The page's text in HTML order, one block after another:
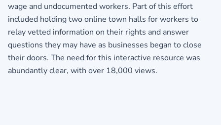
wage and undocumented workers. Part of this effort
included holding two online town halls for workers to
relay vetted information on their rights and answer
questions they may have as businesses began to close
their doors. The need for this interactive resource was
abundantly clear, with over 18,000 views.